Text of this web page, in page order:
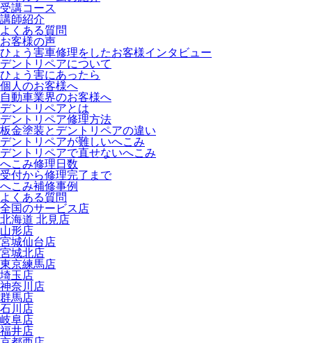
受講コース
講師紹介
よくある質問
お客様の声
ひょう害車修理をしたお客様インタビュー
デントリペアについて
ひょう害にあったら
個人のお客様へ
自動車業界のお客様へ
デントリペアとは
デントリペア修理方法
板金塗装とデントリペアの違い
デントリペアが難しいへこみ
デントリペアで直せないへこみ
へこみ修理日数
受付から修理完了まで
へこみ補修事例
よくある質問
全国のサービス店
北海道 北見店
山形店
宮城仙台店
宮城北店
東京練馬店
埼玉店
神奈川店
群馬店
石川店
岐阜店
福井店